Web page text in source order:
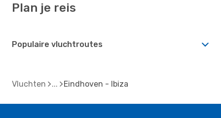
Plan je reis
Populaire vluchtroutes
Vluchten Eindhoven - Ibiza